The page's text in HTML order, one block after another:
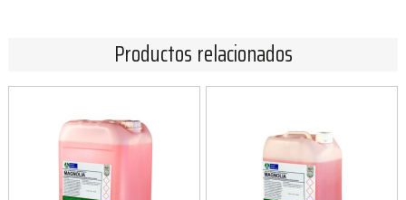
Productos relacionados